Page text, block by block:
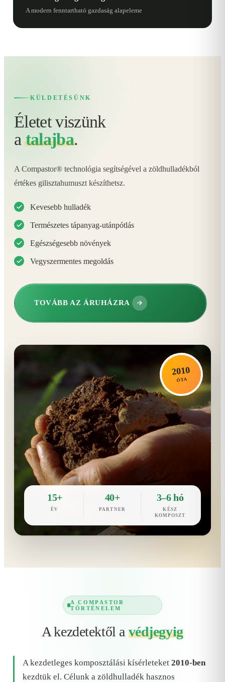
A modern fenntartható gazdaság alapeleme
KÜLDETÉSÜNK
Életet viszünk
atalajba.
A Compastor® technológia segítségével a zöldhulladékból
értékes gilisztahumuszt készíthetsz.
Kevesebb hulladék
Természetes tápanyag-utánpótlás
Egészségesebb növények
Vegyszermentes megoldás
TOVÁBB AZ ÁRUHÁZRA
2010
ÓTA
15+
ÉV
40+
PARTNER
3–6 hó
KÉSZ
KOMPOSZT
A COMPASTOR
TÖRTÉNELEM
A kezdetektől a védjegyig
A kezdetleges komposztálási kísérleteket 2010-ben
kezdtük el. Célunk a zöldhulladék hasznos